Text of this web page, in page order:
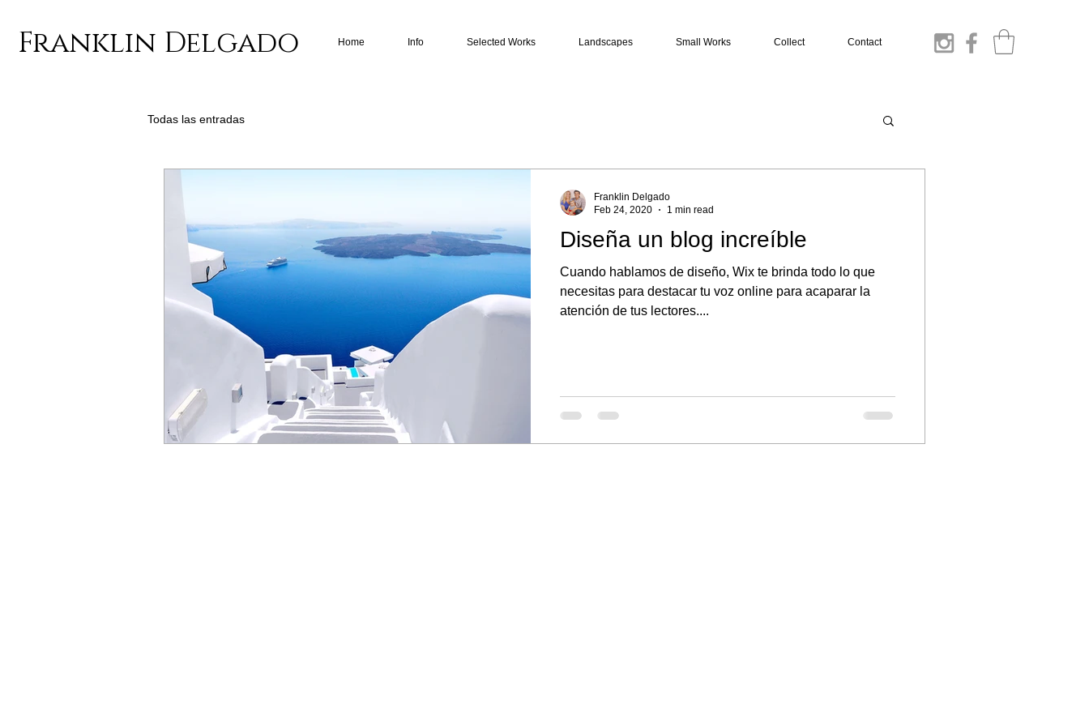
Franklin Delgado Home Info Selected Works Landscapes Small Works Collect Contact
Todas las entradas
Diseña un blog increíble
Cuando hablamos de diseño, Wix te brinda todo lo que
necesitas para destacar tu voz online para acaparar la
atención de tus lectores....
Franklin Delgado
Feb 24, 2020
1 min read